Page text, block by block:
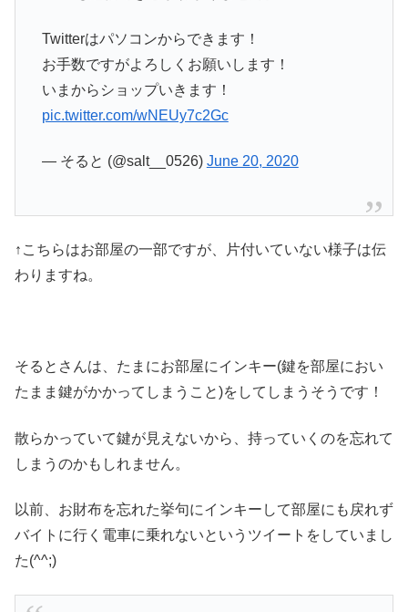
Twitterはパソコンからできます！
お手数ですがよろしくお願いします！
いまからショップいきます！
pic.twitter.com/wNEUy7c2Gc
— そると (@salt__0526) June 20, 2020
↑こちらはお部屋の一部ですが、片付いていない様子は伝
わりますね。
そるとさんは、たまにお部屋にインキー(鍵を部屋におい
たまま鍵がかかってしまうこと)をしてしまうそうです！
散らかっていて鍵が見えないから、持っていくのを忘れて
しまうのかもしれません。
以前、お財布を忘れた挙句にインキーして部屋にも戻れず
バイトに行く電車に乗れないというツイートをしていまし
た(^^;)